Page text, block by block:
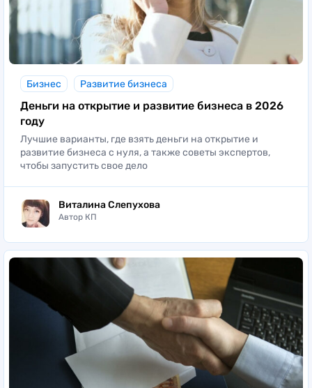
Бизнес Развитие бизнеса
Деньги на открытие и развитие бизнеса в 2026
году
Лучшие варианты, где взять деньги на открытие и
развитие бизнеса с нуля, а также советы экспертов,
чтобы запустить свое дело
Виталина Слепухова
Автор КП